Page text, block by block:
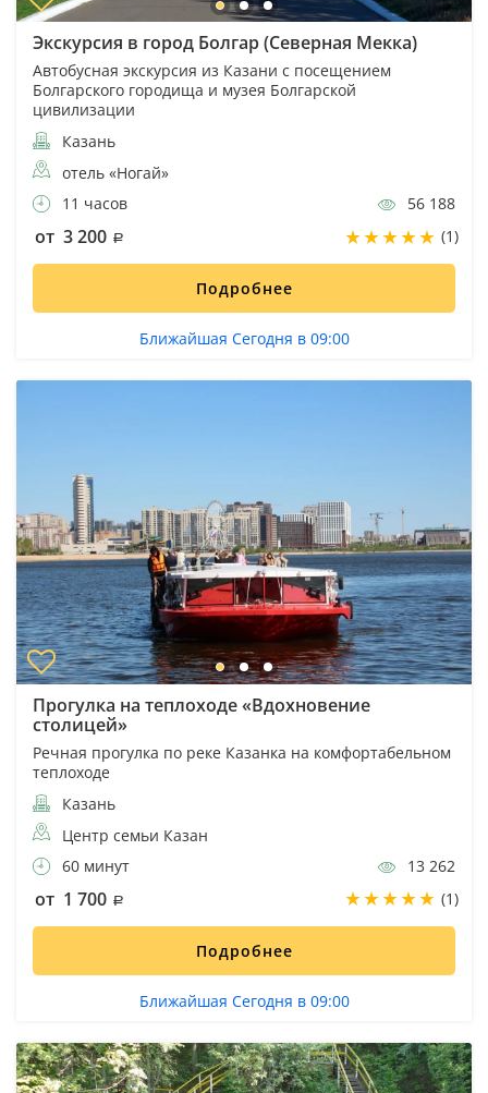
Экскурсия в город Болгар (Северная Мекка)
Автобусная экскурсия из Казани с посещением
Болгарского городища и музея Болгарской
цивилизации
Казань
отель «Ногай»
11 часов
56 188
от 3 200 (1)
Подробнее
Ближайшая Сегодня в 09:00
Прогулка на теплоходе «Вдохновение
столицей»
Речная прогулка по реке Казанка на комфортабельном
теплоходе
Казань
Центр семьи Казан
60 минут
13 262
от 1 700 (1)
Подробнее
Ближайшая Сегодня в 09:00